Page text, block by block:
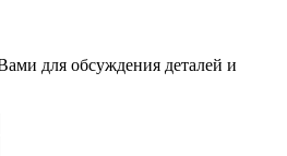
для обсуждения деталей и